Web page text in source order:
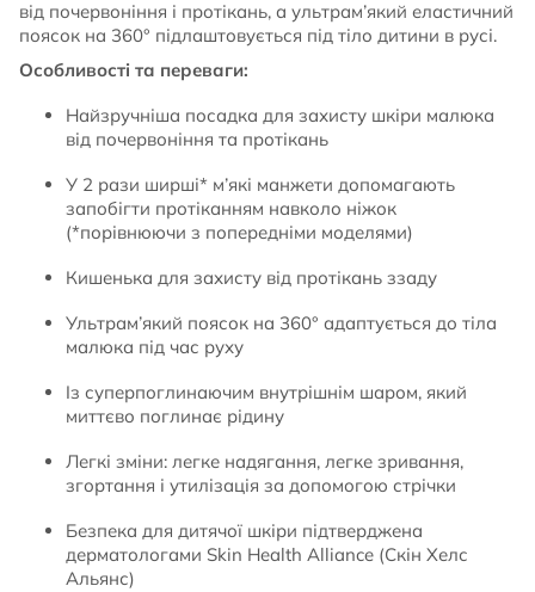
від почервоніння і протікань, а ультрам’який еластичний
поясок на 360° підлаштовується під тіло дитини в русі.
Особливості та переваги:
Найзручніша посадка для захисту шкіри малюка
від почервоніння та протікань
У 2 рази ширші* м’які манжети допомагають
запобігти протіканням навколо ніжок
(*порівнюючи з попередніми моделями)
Кишенька для захисту від протікань ззаду
Ультрам’який поясок на 360° адаптується до тіла
малюка під час руху
Із суперпоглинаючим внутрішнім шаром, який
миттєво поглинає рідину
Легкі зміни: легке надягання, легке зривання,
згортання і утилізація за допомогою стрічки
Безпека для дитячої шкіри підтверджена
дерматологами Skin Health Alliance (Скін Хелс
Альянс)